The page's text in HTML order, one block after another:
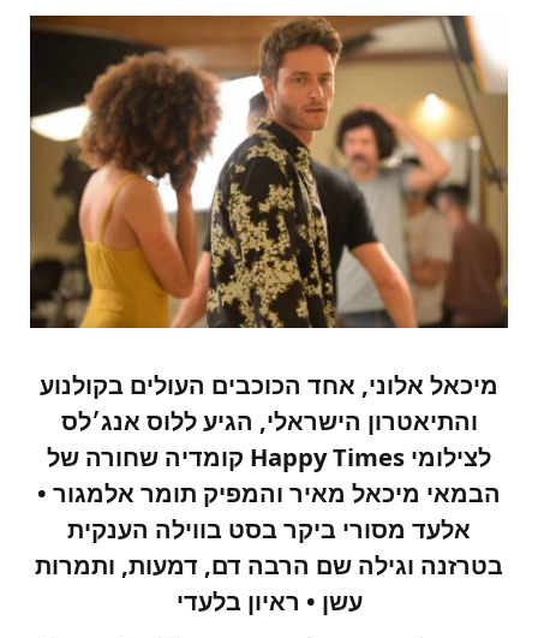
מיכאל אלוני, אחד הכוכבים העולים בקולנוע
והתיאטרון הישראלי, הגיע ללוס אנג׳לס
לצילומי Happy Times קומדיה שחורה של
הבמאי מיכאל מאיר והמפיק תומר אלמגור •
אלעד מסורי ביקר בסט בווילה הענקית
בטרזנה וגילה שם הרבה דם, דמעות, ותמרות
עשן • ראיון בלעדי